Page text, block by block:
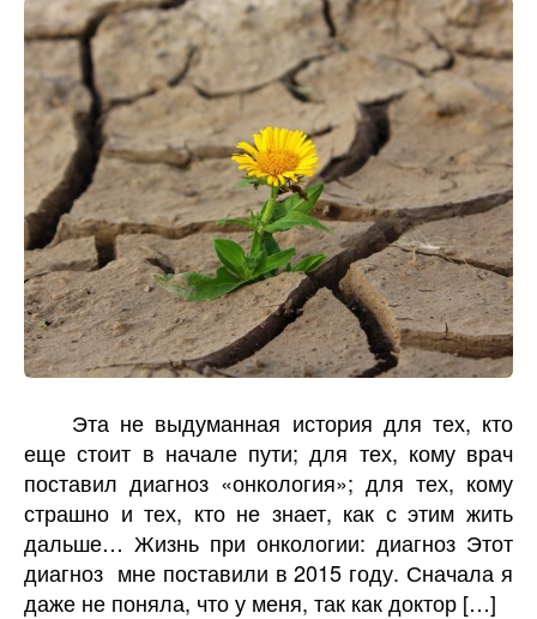
Эта не выдуманная история для тех, кто
еще стоит в начале пути; для тех, кому врач
поставил диагноз «онкология»; для тех, кому
страшно и тех, кто не знает, как с этим жить
дальше… Жизнь при онкологии: диагноз Этот
диагноз мне поставили в 2015 году. Сначала я
даже не поняла, что у меня, так как доктор […]